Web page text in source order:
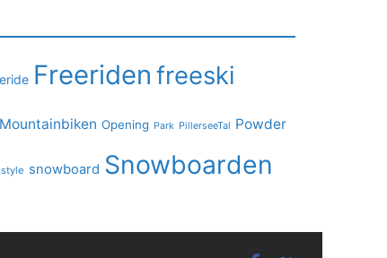
Freeriden freeski
Opening Park PillerseeTal Powder
snowboard Snowboarden